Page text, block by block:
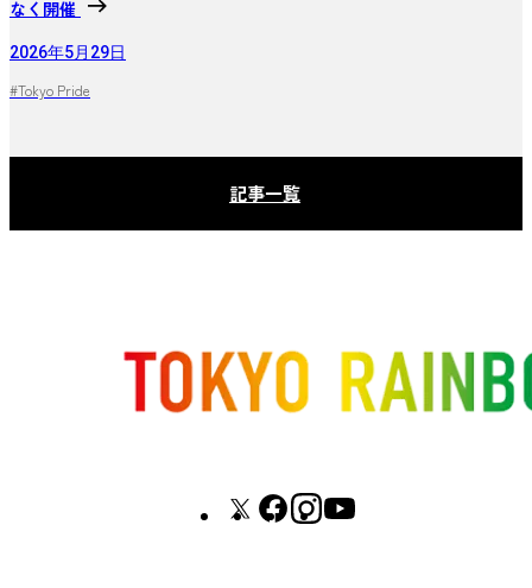
記事一覧
なく開催
2026年5月29日
#Tokyo Pride